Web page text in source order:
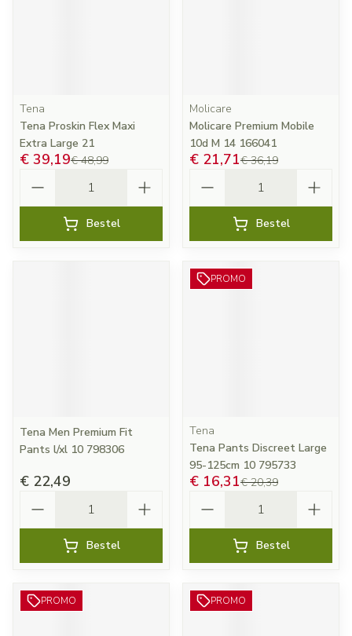
Tena
Tena Proskin Flex Maxi
Extra Large 21
€ 48,99
€ 39,19
Bestel
Molicare
Molicare Premium Mobile
10d M 14 166041
€ 36,19
€ 21,71
Bestel
Tena Men Premium Fit
Pants l/xl 10 798306
€ 22,49
Bestel
PROMO
Tena
Tena Pants Discreet Large
95-125cm 10 795733
€ 20,39
€ 16,31
Bestel
PROMO PROMO